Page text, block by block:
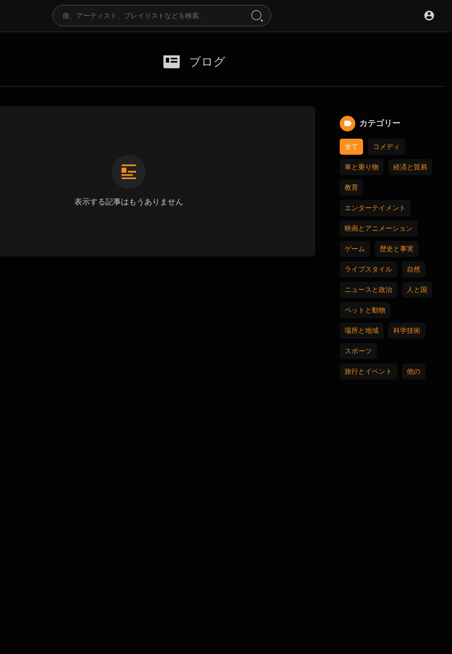
ブログ
表示する記事はもうありません
カテゴリー
全て コメディ
車と乗り物 経済と貿易
教育
エンターテイメント
映画とアニメーション
ゲーム 歴史と事実
ライブスタイル 自然
ニュースと政治 人と国
ペットと動物
場所と地域 科学技術
スポーツ
旅行とイベント 他の